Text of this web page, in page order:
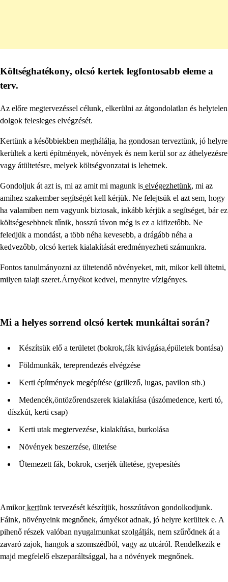
Költséghatékony, olcsó kertek legfontosabb eleme a
terv.
Az előre megtervezéssel célunk, elkerülni az átgondolatlan és helytelen
dolgok felesleges elvégzését.
Kertünk a későbbiekben meghálálja, ha gondosan terveztünk, jó helyre
kerültek a kerti építmények, növények és nem kerül sor az áthelyezésre
vagy átültetésre, melyek költségvonzatai is lehetnek.
Gondoljuk át azt is, mi az amit mi magunk is elvégezhetünk, mi az
amihez szakember segítségét kell kérjük. Ne felejtsük el azt sem, hogy
ha valamiben nem vagyunk biztosak, inkább kérjük a segítséget, bár ez
költségesebbnek tűnik, hosszú távon még is ez a kifizetőbb. Ne
feledjük a mondást, a több néha kevesebb, a drágább néha a
kedvezőbb, olcsó kertek kialakítását eredményezheti számunkra.
Fontos tanulmányozni az ültetendő növényeket, mit, mikor kell ültetni,
milyen talajt szeret.Árnyékot kedvel, mennyire vízigényes.
Mi a helyes sorrend olcsó kertek munkáltai során?
Készítsük elő a területet (bokrok,fák kivágása,épületek bontása)
Földmunkák, tereprendezés elvégzése
Kerti építmények megépítése (grillező, lugas, pavilon stb.)
Medencék,öntözőrendszerek kialakítása (úszómedence, kerti tó,
díszkút, kerti csap)
Kerti utak megtervezése, kialakítása, burkolása
Növények beszerzése, ültetése
Ütemezett fák, bokrok, cserjék ültetése, gyepesítés
Amikorkertünk tervezését készítjük, hosszútávon gondolkodjunk.
Fáink, növényeink megnőnek, árnyékot adnak, jó helyre kerültek e. A
pihenő részek valóban nyugalmunkat szolgálják, nem szűrődnek át a
zavaró zajok, hangok a szomszédból, vagy az utcáról. Rendelkezik e
majd megfelelő elszeparáltsággal, ha a növények megnőnek.